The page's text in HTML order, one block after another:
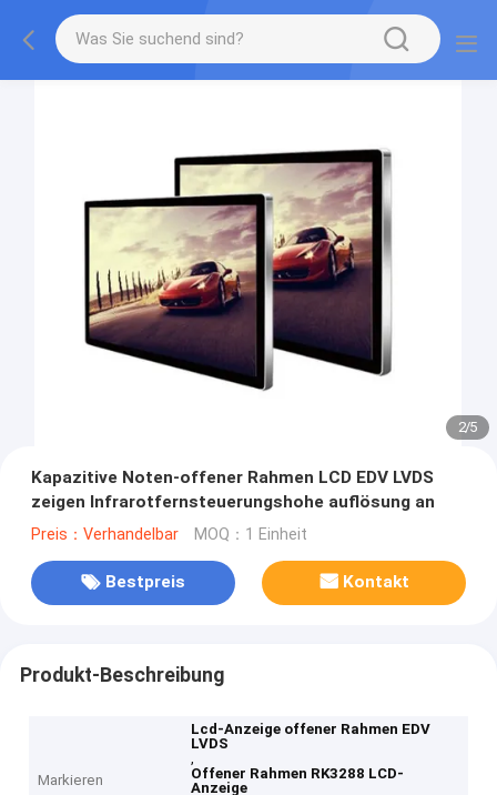
2/5
Kapazitive Noten-offener Rahmen LCD EDV LVDS
zeigen Infrarotfernsteuerungshohe auflösung an
Preis：Verhandelbar MOQ：1 Einheit
Bestpreis Kontakt
Produkt-Beschreibung
Markieren
Lcd-Anzeige offener Rahmen EDV
LVDS
,
Offener Rahmen RK3288 LCD-
Anzeige